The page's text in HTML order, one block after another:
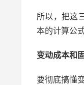
所以，把这
本的计算公
变动成本和
要彻底搞懂